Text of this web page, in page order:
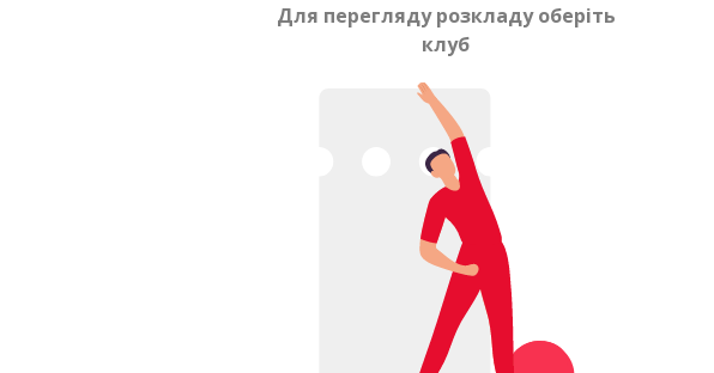
Для перегляду розкладу оберіть
клуб